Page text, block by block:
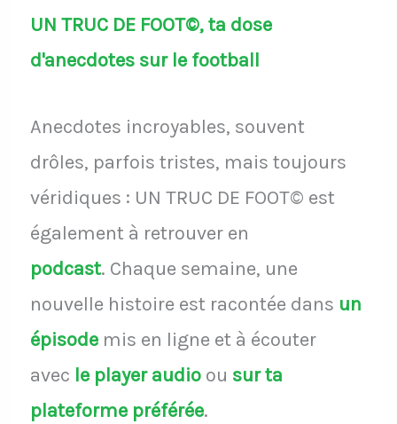
UN TRUC DE FOOT©, ta dose
d'anecdotes sur le football
Anecdotes incroyables, souvent
drôles, parfois tristes, mais toujours
véridiques : UN TRUC DE FOOT© est
également à retrouver en
podcast. Chaque semaine, une
nouvelle histoire est racontée dans un
épisodemis en ligne et à écouter
avec le player audio ou sur ta
plateforme préférée.